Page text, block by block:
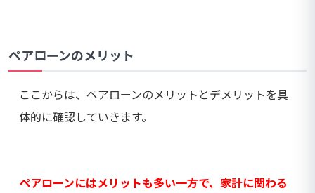
ペアローンのメリット
ここからは、ペアローンのメリットとデメリットを具
体的に確認していきます。
ペアローンにはメリットも多い一方で、家計に関わる